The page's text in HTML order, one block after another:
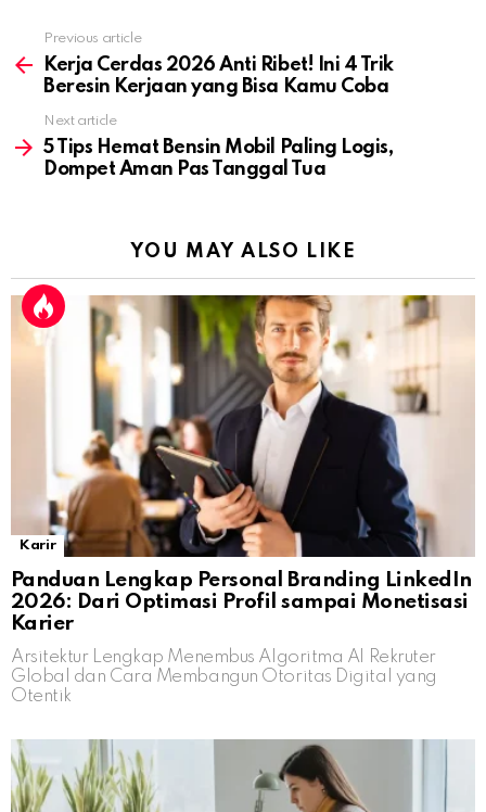
more
Previous article
Kerja Cerdas 2026 Anti Ribet! Ini 4 Trik
Beresin Kerjaan yang Bisa Kamu Coba
Next article
5 Tips Hemat Bensin Mobil Paling Logis,
Dompet Aman Pas Tanggal Tua
YOU MAY ALSO LIKE
Karir
Panduan Lengkap Personal Branding LinkedIn
2026: Dari Optimasi Profil sampai Monetisasi
Karier
Arsitektur Lengkap Menembus Algoritma AI Rekruter
Global dan Cara Membangun Otoritas Digital yang
Otentik